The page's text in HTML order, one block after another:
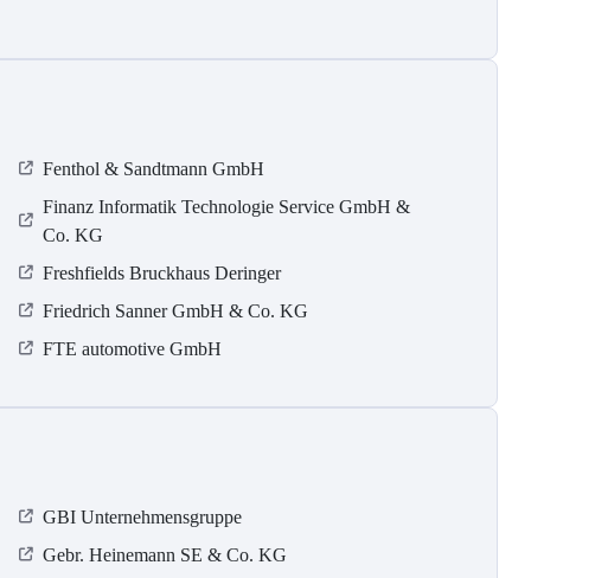
Fenthol & Sandtmann GmbH
Finanz Informatik Technologie Service GmbH &
Co. KG
Freshfields Bruckhaus Deringer
Friedrich Sanner GmbH & Co. KG
FTE automotive GmbH
GBI Unternehmensgruppe
Gebr. Heinemann SE & Co. KG